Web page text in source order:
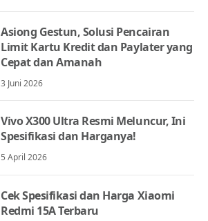
Asiong Gestun, Solusi Pencairan
Limit Kartu Kredit dan Paylater yang
Cepat dan Amanah
3 Juni 2026
Vivo X300 Ultra Resmi Meluncur, Ini
Spesifikasi dan Harganya!
5 April 2026
Cek Spesifikasi dan Harga Xiaomi
Redmi 15A Terbaru